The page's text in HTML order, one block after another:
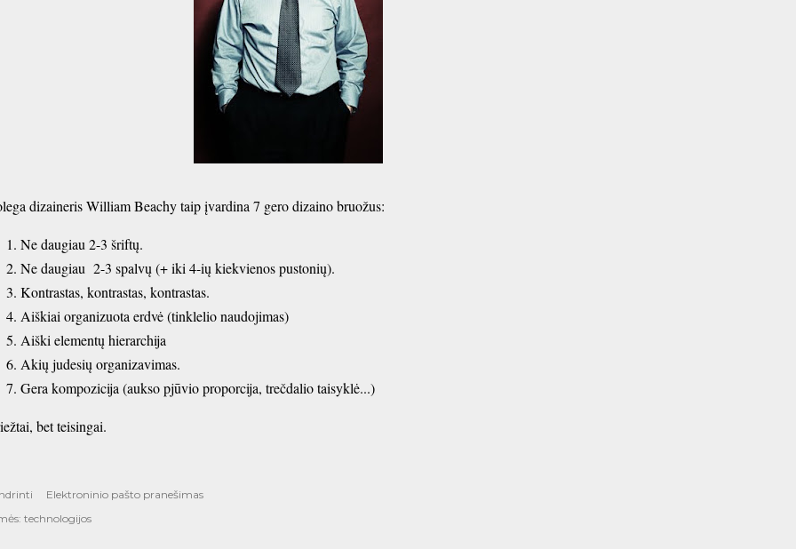
dizaineris William Beachy taip įvardina 7 gero dizaino bruožus:
Ne daugiau 2-3 šriftų.
Ne daugiau 2-3 spalvų (+ iki 4-ių kiekvienos pustonių).
Kontrastas, kontrastas, kontrastas.
Aiškiai organizuota erdvė (tinklelio naudojimas)
Aiški elementų hierarchija
Akių judesių organizavimas.
Gera kompozicija (aukso pjūvio proporcija, trečdalio taisyklė...)
bet teisingai.
Elektroninio pašto pranešimas
technologijos